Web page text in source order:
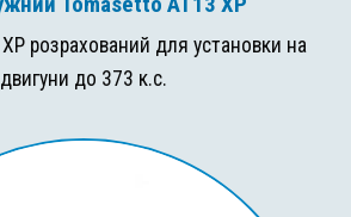
розрахований для установки на
двигуни до 373 к.с.